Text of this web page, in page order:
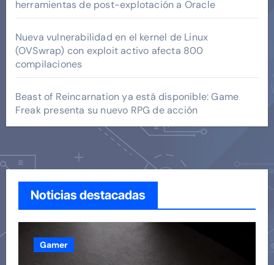
herramientas de post-explotación a Oracle
Nueva vulnerabilidad en el kernel de Linux
(OVSwrap) con exploit activo afecta 800
compilaciones
Beast of Reincarnation ya está disponible: Game
Freak presenta su nuevo RPG de acción
Noticias destacadas
Gamer